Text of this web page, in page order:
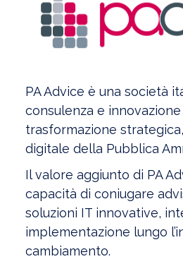
PA Advice è una società
consulenza e
trasformazione
digitale della Pubblica
Il valore aggiunto di PA
capacità di coniugare
soluzioni IT innovative,
implementazione lungo
cambiamento.